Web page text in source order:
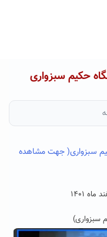
حکیم سبزواری
سبزواری( جهت مشاهده
۱۴۰۱
سبزواری)